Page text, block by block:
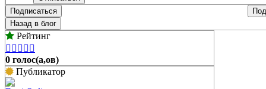
Подписаться
Назад в блог
Рейтинг
    
0 голос(а,ов)
Публикатор